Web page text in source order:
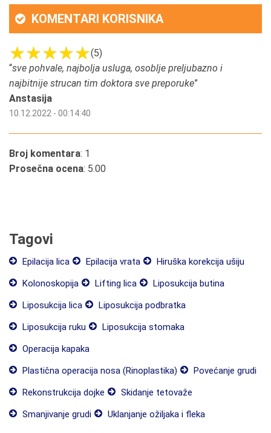
KOMENTARI KORISNIKA
(5)
“sve pohvale, najbolja usluga, osoblje preljubazno i
najbitnije strucan tim doktora sve preporuke”
Anstasija
10.12.2022 - 00:14:40
Broj komentara: 1
Prosečna ocena: 5.00
Tagovi
Epilacija lica Epilacija vrata
Hiruška korekcija ušiju
Kolonoskopija
Lifting lica
Liposukcija butina
Liposukcija lica
Liposukcija podbratka
Liposukcija ruku
Liposukcija stomaka
Operacija kapaka
Plastična operacija nosa (Rinoplastika)
Povećanje grudi
Rekonstrukcija dojke
Skidanje tetovaže
Smanjivanje grudi
Uklanjanje ožiljaka i fleka